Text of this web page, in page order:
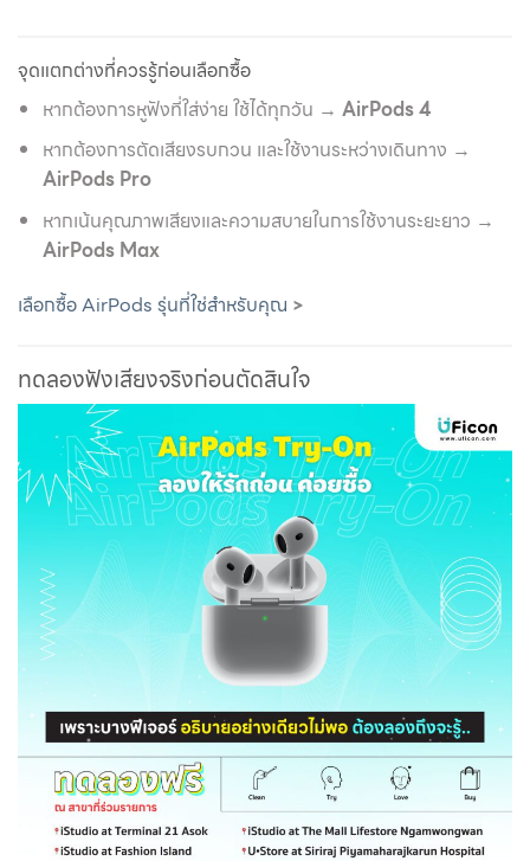
จุดแตกต่างที่ควรรู้ก่อนเลือกซื้อ
หากต้องการหูฟังที่ใส่ง่าย ใช้ได้ทุกวัน → AirPods 4
หากต้องการตัดเสียงรบกวน และใช้งานระหว่างเดินทาง →
AirPods Pro
หากเน้นคุณภาพเสียงและความสบายในการใช้งานระยะยาว →
AirPods Max
เลือกซื้อ AirPods รุ่นที่ใช่สำหรับคุณ >
ทดลองฟังเสียงจริงก่อนตัดสินใจ